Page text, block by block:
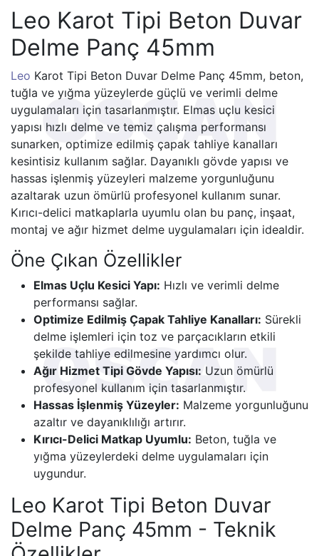
Leo Karot Tipi Beton Duvar
Delme Panç 45mm
Leo Karot Tipi Beton Duvar Delme Panç 45mm, beton,
tuğla ve yığma yüzeylerde güçlü ve verimli delme
uygulamaları için tasarlanmıştır. Elmas uçlu kesici
yapısı hızlı delme ve temiz çalışma performansı
sunarken, optimize edilmiş çapak tahliye kanalları
kesintisiz kullanım sağlar. Dayanıklı gövde yapısı ve
hassas işlenmiş yüzeyleri malzeme yorgunluğunu
azaltarak uzun ömürlü profesyonel kullanım sunar.
Kırıcı-delici matkaplarla uyumlu olan bu panç, inşaat,
montaj ve ağır hizmet delme uygulamaları için idealdir.
Öne Çıkan Özellikler
Elmas Uçlu Kesici Yapı: Hızlı ve verimli delme
performansı sağlar.
Optimize Edilmiş Çapak Tahliye Kanalları: Sürekli
delme işlemleri için toz ve parçacıkların etkili
şekilde tahliye edilmesine yardımcı olur.
Ağır Hizmet Tipi Gövde Yapısı: Uzun ömürlü
profesyonel kullanım için tasarlanmıştır.
Hassas İşlenmiş Yüzeyler: Malzeme yorgunluğunu
azaltır ve dayanıklılığı artırır.
Kırıcı-Delici Matkap Uyumlu: Beton, tuğla ve
yığma yüzeylerdeki delme uygulamaları için
uygundur.
Leo Karot Tipi Beton Duvar
Delme Panç 45mm - Teknik